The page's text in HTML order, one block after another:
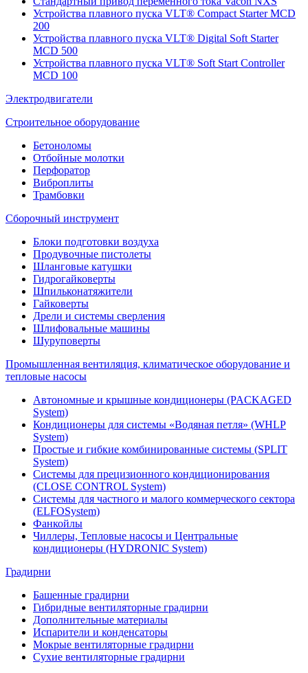
Устройства плавного пуска VLT® Compact Starter MCD
200
Устройства плавного пуска VLT® Digital Soft Starter
MCD 500
Устройства плавного пуска VLT® Soft Start Controller
MCD 100
Электродвигатели
Строительное оборудование
Бетоноломы
Отбойные молотки
Перфоратор
Виброплиты
Трамбовки
Сборочный инструмент
Блоки подготовки воздуха
Продувочные пистолеты
Шланговые катушки
Гидрогайковерты
Шпильконатяжители
Гайковерты
Дрели и системы сверления
Шлифовальные машины
Шуруповерты
Промышленная вентиляция, климатическое оборудование и
тепловые насосы
Автономные и крышные кондиционеры (PACKAGED
System)
Кондиционеры для системы «Водяная петля» (WHLP
System)
Простые и гибкие комбинированные системы (SPLIT
System)
Системы для прецизионного кондиционирования
(CLOSE CONTROL System)
Системы для частного и малого коммерческого сектора
(ELFOSystem)
Фанкойлы
Чиллеры, Тепловые насосы и Центральные
кондиционеры (HYDRONIC System)
Градирни
Башенные градирни
Гибридные вентиляторные градирни
Дополнительные материалы
Испарители и конденсаторы
Мокрые вентиляторные градирни
Сухие вентиляторные градирни